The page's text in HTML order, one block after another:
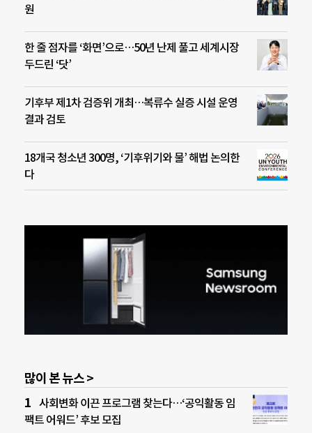
원
한 줄 점자를 ‘화면’으로…50년 난제 풀고 세계시장
두드린 ‘닷’
기후부 제1차 검증위 개최…복류수 실증 시설 운영
결과 검토
18개국 청소년 300명, ‘기후위기와 물’ 해법 논의한
다
많이 본 뉴스 >
사회변화 이끈 프로그램 찾는다…‘공익활동 임
팩트 어워드’ 후보 모집